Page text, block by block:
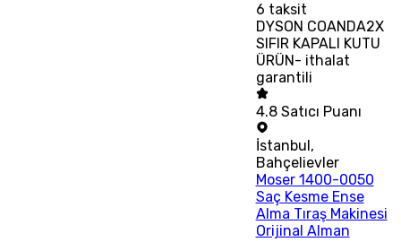
6 taksit
DYSON COANDA2X
SIFIR KAPALI KUTU
ÜRÜN- ithalat
garantili
4.8 Satıcı Puanı
İstanbul ,
Bahçelievler
Moser 1400-0050
Saç Kesme Ense
Alma Tıraş Makinesi
Orijinal Alman